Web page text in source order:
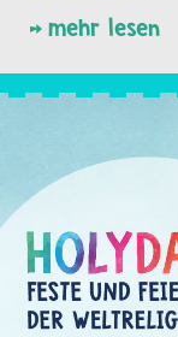
mehr lesen